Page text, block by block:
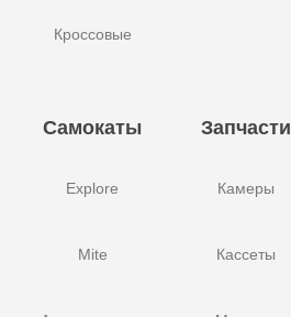
Кроссовые
Самокаты
Explore
Mite
Запчасти
Камеры
Кассеты